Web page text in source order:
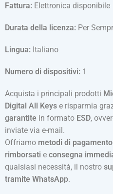
Fattura: Elettronica disponibile
Durata della licenza: Per
Lingua: Italiano
Numero di dispositivi: 1
Acquista i principali prodotti
Digital All Keys e risparmia
garantite in formato ESD,
inviate via e-mail.
Offriamo metodi di
rimborsati e consegna
qualsiasi necessità, il nostro
tramite WhatsApp.